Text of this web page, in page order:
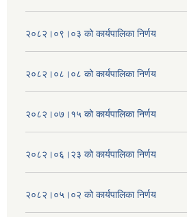
२०८२।०९।०३ को कार्यपालिका निर्णय
२०८२।०८।०८ को कार्यपालिका निर्णय
२०८२।०७।१५ को कार्यपालिका निर्णय
२०८२।०६।२३ को कार्यपालिका निर्णय
२०८२।०५।०२ को कार्यपालिका निर्णय